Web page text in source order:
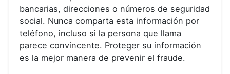
bancarias, direcciones o números de seguridad
social. Nunca comparta esta información por
teléfono, incluso si la persona que llama
parece convincente. Proteger su información
es la mejor manera de prevenir el fraude.